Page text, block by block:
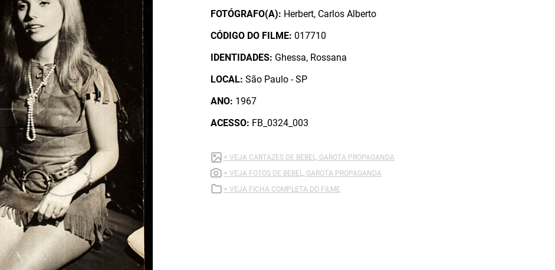
FOTÓGRAFO(A): Herbert, Carlos Alberto
CÓDIGO DO FILME:017710
IDENTIDADES: Ghessa, Rossana
LOCAL:São Paulo - SP
ANO: 1967
ACESSO: FB_0324_003
+ VEJA CARTAZES DE BEBEL, GAROTA PROPAGANDA
+ VEJA FOTOS DE BEBEL, GAROTA PROPAGANDA
+ VEJA FICHA COMPLETA DO FILME